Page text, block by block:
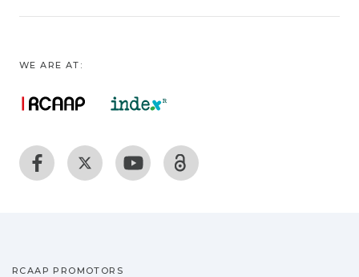
WE ARE AT:
RCAAP PROMOTORS